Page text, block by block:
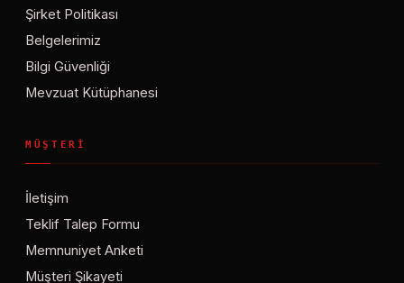
Şirket Politikası
Belgelerimiz
Bilgi Güvenliği
Mevzuat Kütüphanesi
MÜŞTERI
İletişim
Teklif Talep Formu
Memnuniyet Anketi
Müşteri Şikayeti